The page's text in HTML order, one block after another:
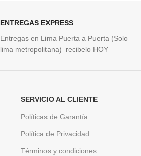
ENTREGAS EXPRESS
Entregas en Lima Puerta a Puerta (Solo
lima metropolitana) recibelo HOY
SERVICIO AL CLIENTE
Políticas de Garantía
Política de Privacidad
Términos y condiciones